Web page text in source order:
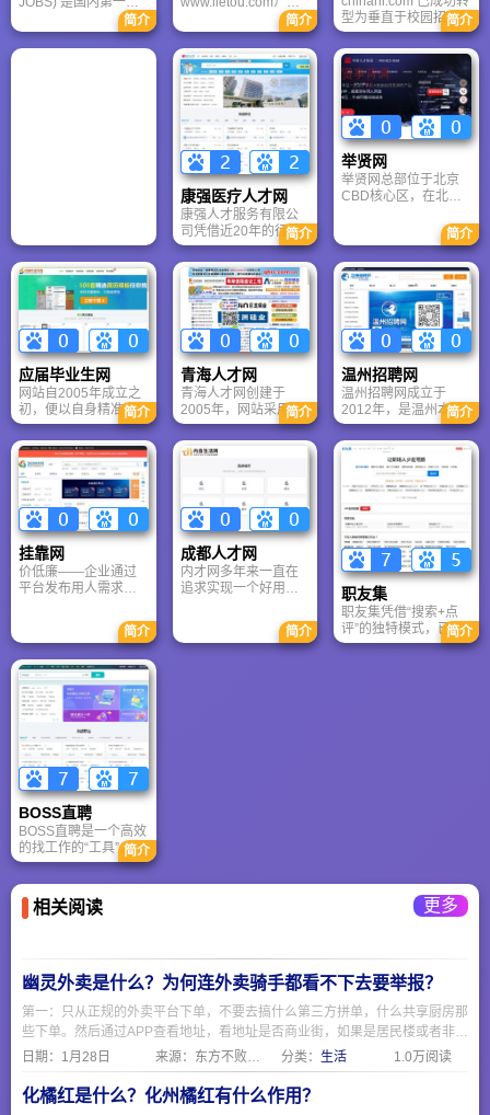
集多种媒介资源优势
的专业人力资源服务
机构。它集合了传统
简介
成立于2000年，隶属
于万仕道（北京）管
理咨询有限公司，是
中国职业经理人职业
发展的第一求职网
站。总部位于北京，
在上海、广州和深圳
设立分公司，目前已
成为国内覆盖行业范
围最广、覆盖区域最
大的高端人才互动型
的求职网站。
简介
型为垂直于校园招聘
的“新华英才”。其SEO
优化的核心在于弱化
旧品牌“中华英才网”的
社会招聘属性，强化
“新华网背书”、“校招/
实习垂直领域”以及“测
评/笔试工具属性”，从
而在竞争激烈的招聘
红海中，守住“大学生
就业”这一高价值细分
市场。
简介
康强医疗人才网
康强人才服务有限公
司凭借近20年的行业
积淀、320万+精准医
疗人才库及五大平台
协同生态，已构建起
中国最完善的医疗人
力资源服务闭环。
简介
举贤网
举贤网总部位于北京
CBD核心区，在北
设有分支机构，拥有
100多名从事高端人才
猎聘服务的专职顾
问，平均服务年限超
过5年，经过注册认证
的两万多名兼职猎头
顾问遍布全国，人才
库储备超过八百万中
高端人才。
简介
应届毕业生网
网站自2005年成立之
初，便以自身精准的
定位，优质的服务，
高效的招聘效率，迅
速引起业界的瞩目，
赢得了广大网友的拥
护。目前，已经有数
百万个人用户通过
YJBYS求职网成功找
到合适的工作，并有
数十万家企业通过
YJBYS求职网精准地
定位人才信息，增加
在最短的时间内、以
最低的经济成本成功
地找到最合适的人
才。
简介
青海人才网
青海人才网创建于
2005年，网站采用青
海人才的简拼（qhrc)
为主的国内顶级域
名。六年来青海人才
网始终努力为青海本
地各类企业、外地企
业驻青海办事处、分
公司，以及所有求职
者提供全方位、精准
化、专业化的网络招
聘与求职服务 。
简介
温州招聘网
温州招聘网成立于
2012年，是温州本地
唯一一家拥有APP、
小程序等多渠道的招
聘平台，月均访问量
500万人次，个人求职
用户达50万人，服务
企业超1万余家。
简介
挂靠网
价低廉——企业通过
平台发布用人需求，
费用； 专业强——
360建筑网有多名专业
工程师客服，提供各
类建筑行业证书问题
咨询； 效率高——平
台集中了近10000猎
头顾问，需求能在尽
可能短的时间内得到
满足； 风险低——为
证书人才提供预付机
制，让证书人才最
快、最安全的拿到费
用。
简介
成都人才网
内才网多年来一直在
追求实现一个好用的
人性化的策划与开
单，从办理到后期的
简介
职友集
职友集凭借“搜索+点
评”的独特模式，已构
建起中国最真实的职
简介
BOSS直聘
BOSS直聘是一个高效
的找工作的“工具”，岗
位覆盖面广容易找到
想要的职位。
简介
相关阅读 更多
幽灵外卖是什么？为何连外卖骑手都看不下去要举报？
第一：只从正规的外卖平台下单，不要去搞什么第三方拼单，什么共享厨房那
些下单。然后通过APP查看地址，看地址是否商业街，如果是居民楼或者非商
业区，那就要注意了。 第二：要求查看食品经营许可证，一般正规餐饮店都
会挂出来在网上，可以通过https://spjyxk.gsxt.gov.cn/ 这个地址把商家名称复
制粘贴进去查询是否有证。
日期： 1月28日 来源：东方不败网址大全 分类： 生活 1.0万阅读
化橘红是什么？化州橘红有什么作用？